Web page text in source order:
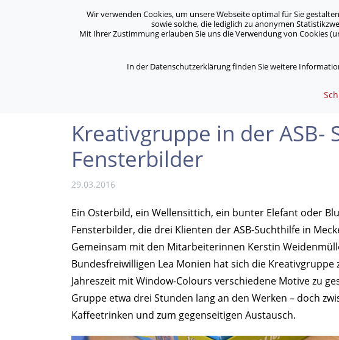
Standorte Jobs / Karriere
ASB Bonn/Rhein-Sieg/Eifel e.V.
Unsere
Kreativgruppe in der ASB- Sucht­hilfe
Kreativgruppe in der
Fenster­bilder
29.03.2016
Ein Osterbild, ein Wellensittich, ein bunter Elefant oder
Fensterbilder, die drei Klienten der ASB-Suchthilfe in
Gemeinsam mit den Mitar­beit­er­innen Kerstin
Bundesfreiwilligen Lea Monien hat sich die
Jahreszeit mit Window-Colours verschiedene Motive zu
Gruppe etwa drei Stunden lang an den Werken – doch
Kaffeetrinken und zum gegenseitigen Austausch.
Wir verwenden Cookies, um unsere Webseite optimal für Sie
sowie solche, die lediglich zu anonymen
Mit Ihrer Zustimmung erlauben Sie uns die Verwendung von Cookies
In der Datenschutzerklärung finden Sie weitere